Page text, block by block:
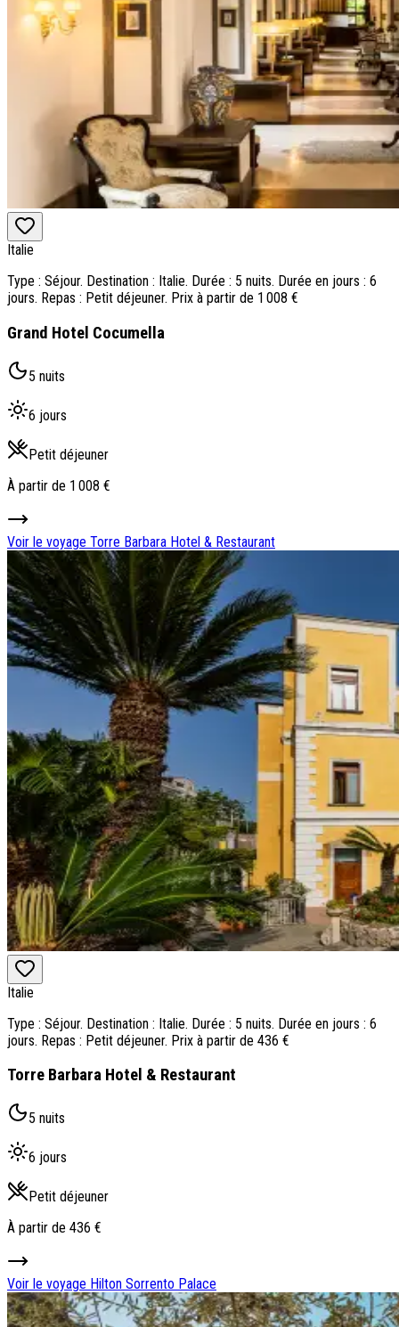
Italie
Type : Séjour. Destination : Italie. Durée : 5 nuits. Durée en jours : 6
jours. Repas : Petit déjeuner. Prix à partir de 1 008 €
Grand Hotel Cocumella
5 nuits
6 jours
Petit déjeuner
À partir de 1 008 €
Voir le voyage Torre Barbara Hotel & Restaurant
Italie
Type : Séjour. Destination : Italie. Durée : 5 nuits. Durée en jours : 6
jours. Repas : Petit déjeuner. Prix à partir de 436 €
Torre Barbara Hotel & Restaurant
5 nuits
6 jours
Petit déjeuner
À partir de 436 €
Voir le voyage Hilton Sorrento Palace